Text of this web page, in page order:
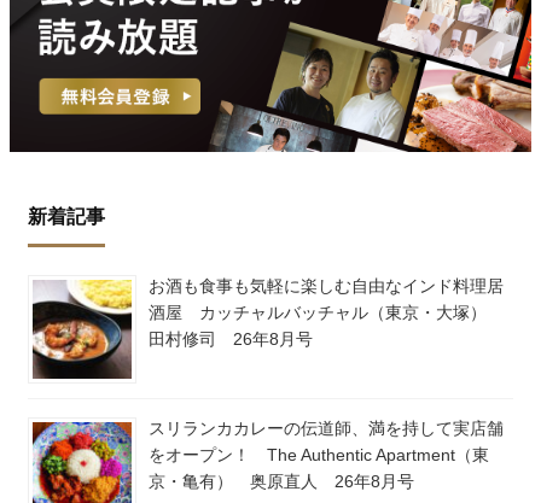
新着記事
お酒も食事も気軽に楽しむ自由なインド料理居
酒屋 カッチャルバッチャル（東京・大塚）
田村修司 26年8月号
スリランカカレーの伝道師、満を持して実店舗
をオープン！ The Authentic Apartment（東
京・亀有） 奥原直人 26年8月号